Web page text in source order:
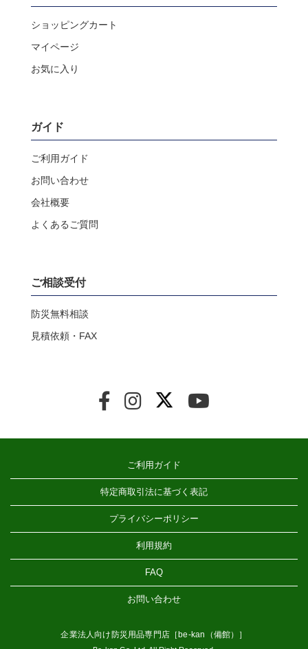
ショッピングカート
マイページ
お気に入り
ガイド
ご利用ガイド
お問い合わせ
会社概要
よくあるご質問
ご相談受付
防災無料相談
見積依頼・FAX
ご利用ガイド
特定商取引法に基づく表記
プライバシーポリシー
利用規約
FAQ
お問い合わせ
企業法人向け防災用品専門店［be-kan（備館）］